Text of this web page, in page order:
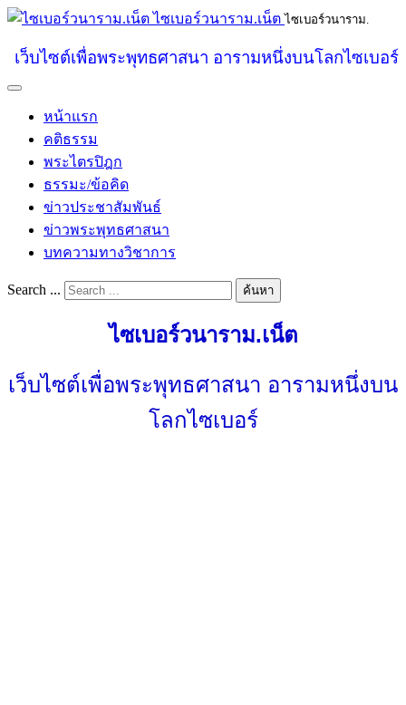
ไซเบอร์วนาราม.เน็ต ไซเบอร์วนาราม.
เว็บไซต์เพื่อพระพุทธศาสนา อารามหนึ่งบนโลกไซเบอร์
หน้าแรก
คติธรรม
พระไตรปิฎก
ธรรมะ/ข้อคิด
ข่าวประชาสัมพันธ์
ข่าวพระพุทธศาสนา
บทความทางวิชาการ
Search ... ค้นหา
ไซเบอร์วนาราม.เน็ต
เว็บไซต์เพื่อพระพุทธศาสนา อารามหนึ่งบน
โลกไซเบอร์